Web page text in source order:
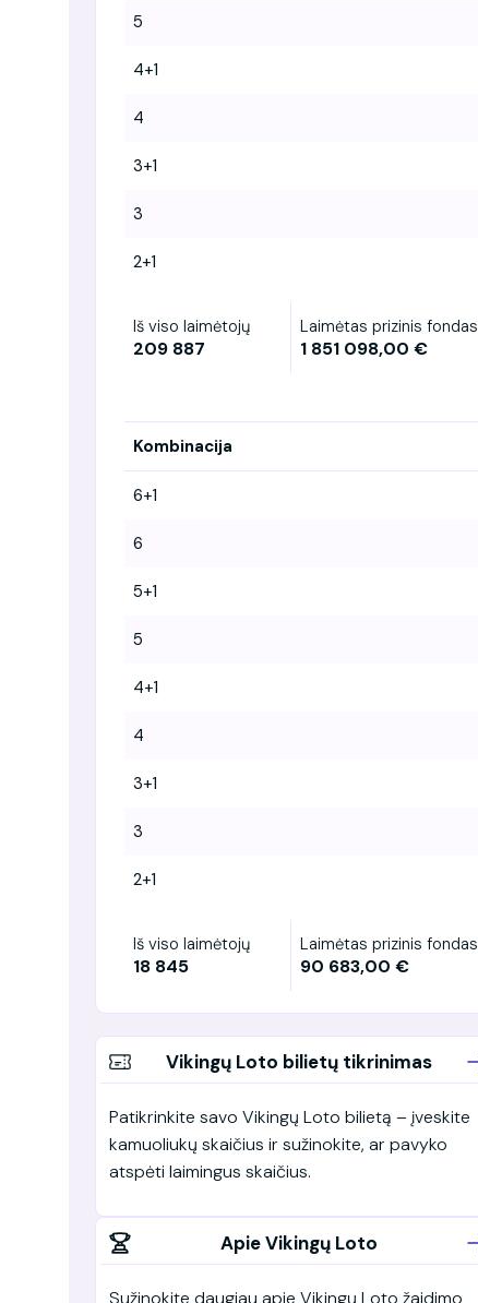
5
4+1
4
3+1
3
2+1
Iš viso laimėtojų
209 887
Laimėtas prizinis fondas
1 851 098,00 €
Kombinacija
6+1
6
5+1
5
4+1
4
3+1
3
2+1
Iš viso laimėtojų
18 845
Laimėtas prizinis fondas
90 683,00 €
Vikingų Loto bilietų tikrinimas
Patikrinkite savo Vikingų Loto bilietą – įveskite
kamuoliukų skaičius ir sužinokite, ar pavyko
atspėti laimingus skaičius.
Apie Vikingų Loto
Sužinokite daugiau apie Vikingų Loto žaidimo